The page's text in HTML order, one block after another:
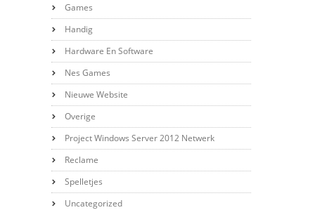
Games
Handig
Hardware En Software
Nes Games
Nieuwe Website
Overige
Project Windows Server 2012 Netwerk
Reclame
Spelletjes
Uncategorized